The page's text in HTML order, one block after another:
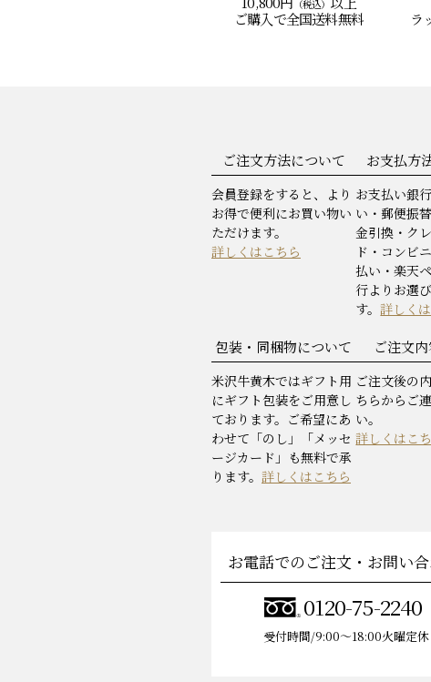
（税込）
ご購入で全国送料無料
ラ
ご注文方法について
会員登録をすると、より
お得で便利にお買い物い
ただけます。
詳しくはこちら
お支払方
お支払い銀
い・郵便振
金引換・ク
ド・コンビ
払い・楽天
行よりお選
す。詳しく
包装・同梱物について
米沢牛黄木ではギフト用
にギフト包装をご用意し
ております。ご希望にあ
わせて「のし」「メッセ
ージカード」も無料で承
ります。 詳しくはこちら
ご注文
ご注文後の
ちらからご
い。
詳しくはこ
お電話でのご注文・お問い
0120-75-2240
受付時間/9:00〜18:00火曜定休